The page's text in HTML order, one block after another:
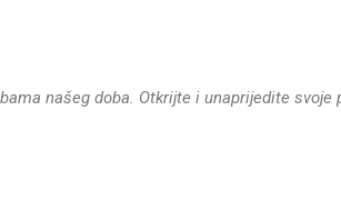
našeg doba. Otkrijte i unaprijedite svoje